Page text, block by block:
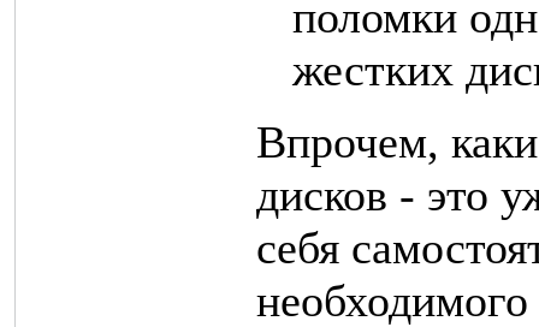
поломки
жестких
Впрочем,
дисков - это
себя